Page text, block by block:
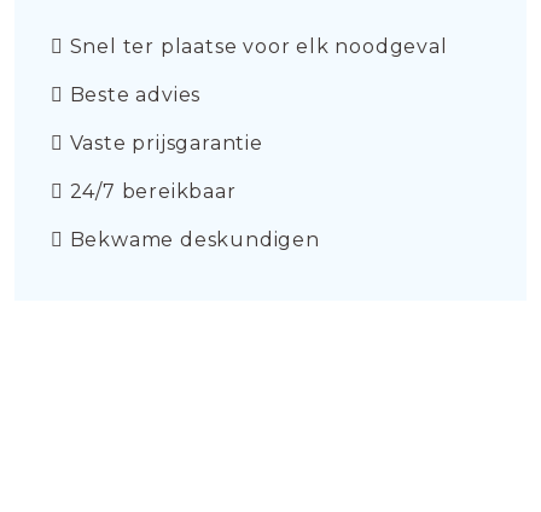
Snel ter plaatse voor elk noodgeval
Beste advies
Vaste prijsgarantie
24/7 bereikbaar
Bekwame deskundigen